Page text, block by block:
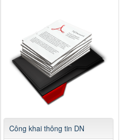
Công khai thông tin DN